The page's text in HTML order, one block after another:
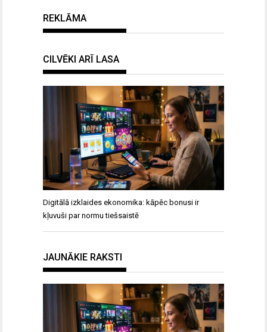
REKLĀMA
CILVĒKI ARĪ LASA
Digitālā izklaides ekonomika: kāpēc bonusi ir
kļuvuši par normu tiešsaistē
JAUNĀKIE RAKSTI